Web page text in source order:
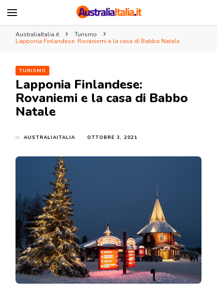
AustraliaItalia.it
Associazione Italia Australia
AustraliaItalia.it
Turismo
Lapponia Finlandese: Rovaniemi e la casa di Babbo Natale
TURISMO
Lapponia Finlandese:
Rovaniemi e la casa di Babbo
Natale
di AUSTRALIAITALIA OTTOBRE 3, 2021